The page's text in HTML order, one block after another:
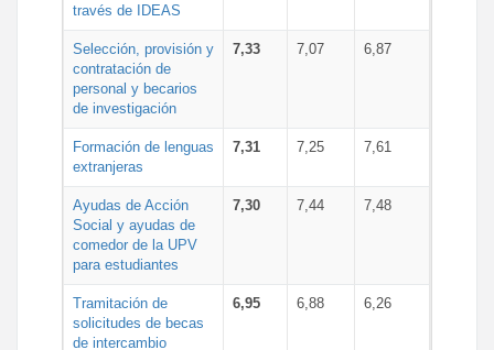
través de IDEAS
Selección, provisión y
contratación de
personal y becarios
de investigación
7,33 7,07 6,87
Formación de lenguas
extranjeras
7,31 7,25 7,61
Ayudas de Acción
Social y ayudas de
comedor de la UPV
para estudiantes
7,30 7,44 7,48
Tramitación de
solicitudes de becas
de intercambio
6,95 6,88 6,26